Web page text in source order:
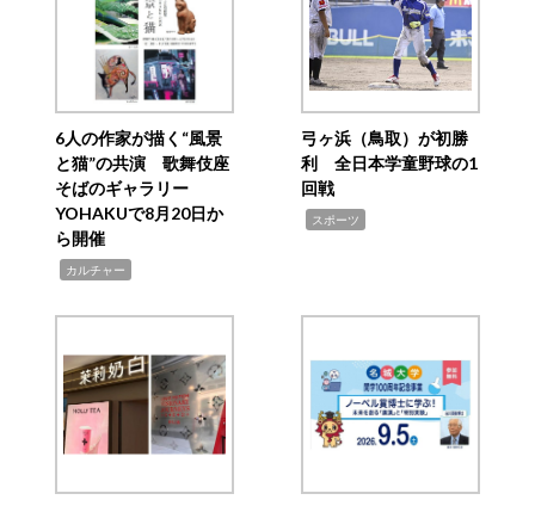
6人の作家が描く“風景
と猫”の共演 歌舞伎座
そばのギャラリー
YOHAKUで8月20日か
ら開催
カルチャー
弓ヶ浜（鳥取）が初勝
利 全日本学童野球の1
回戦
スポーツ